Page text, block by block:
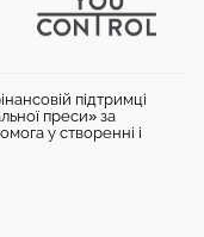
підтримці
преси» за
у створенні і